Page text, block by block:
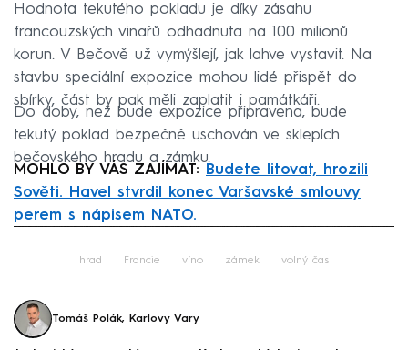
Hodnota tekutého pokladu je díky zásahu
francouzských vinařů odhadnuta na 100 milionů
korun. V Bečově už vymýšlejí, jak lahve vystavit. Na
stavbu speciální expozice mohou lidé přispět do
sbírky, část by pak měli zaplatit i památkáři.
Do doby, než bude expozice připravena, bude
tekutý poklad bezpečně uschován ve sklepích
bečovského hradu a zámku.
MOHLO BY VÁS ZAJÍMAT:
Budete litovat, hrozili
Sověti. Havel stvrdil konec Varšavské smlouvy
perem s nápisem NATO.
hrad Francie víno zámek volný čas
Tomáš Polák, Karlovy Vary